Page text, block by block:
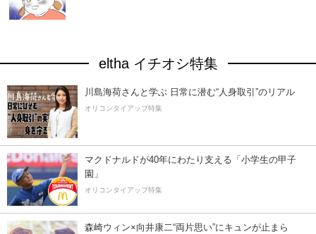
eltha イチオシ特集
川島海荷さんと学ぶ 日常に潜む“人身取引”のリアル
オリコンタイアップ特集
マクドナルドが40年にわたり支える「小学生の甲子
園」
オリコンタイアップ特集
森崎ウィン×向井康二“両片思い”にキュンが止まら